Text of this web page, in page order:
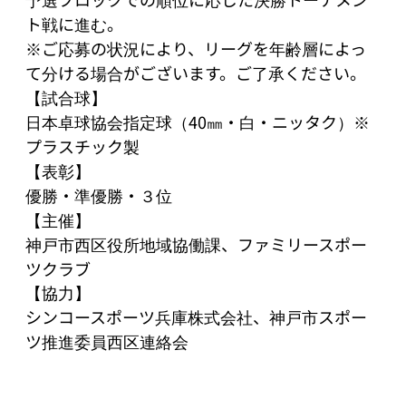
ト戦に進む。
※ご応募の状況により、リーグを年齢層によっ
て分ける場合がございます。ご了承ください。
【試合球】
日本卓球協会指定球（40㎜・白・ニッタク）※
プラスチック製
【表彰】
優勝・準優勝・３位
【主催】
神戸市西区役所地域協働課、ファミリースポー
ツクラブ
【協力】
シンコースポーツ兵庫株式会社、神戸市スポー
ツ推進委員西区連絡会